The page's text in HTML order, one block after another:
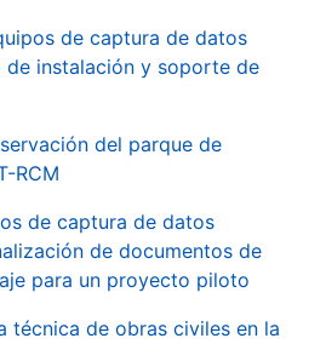
de captura de datos
de instalación y soporte de
del parque de
RCM
de captura de datos
de documentos de
para un proyecto piloto
técnica de obras civiles en la